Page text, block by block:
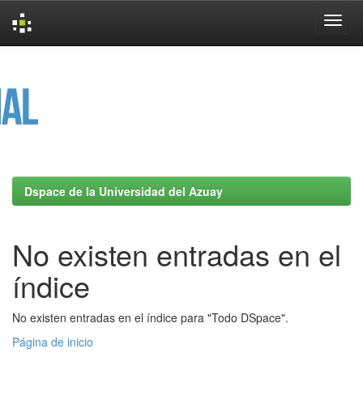
Dspace de la Universidad del Azuay
No existen entradas en el
índice
No existen entradas en el índice para "Todo DSpace".
Página de inicio